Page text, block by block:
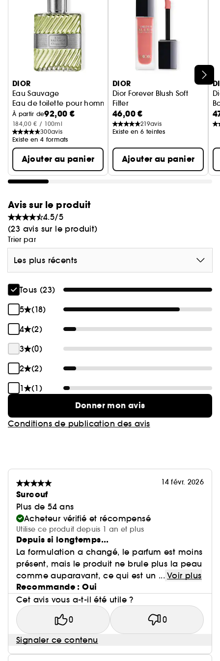
parfumé de l'eau de toilette Eau Sauvage. Une
autre façon de se parfumer, un geste masculin,
plus libre.
Ignorer le carrousel produits
DIOR
Eau Sauvage
Eau de toilette pour homme - Notes fraîches & ensoleillées
À partir de92,00 €
184,00 € / 100ml
300avis
Existe en 4 formats
Ajouter au panier
DIOR
Dior Forever Blush Soft
Filter
blush liquide fouetté au fini
46,00 €
219avis
Existe en 6 teintes
Ajouter au panier
Avis sur le produit
4.5/5
(23 avis sur le produit)
Trier par
Les plus récents
Tous (23)
5
(18)
4
(2)
3
(0)
2
(2)
1
(1)
Donner mon avis
Conditions de publication des avis
14 févr. 2026
Surcouf
Plus de 54 ans
Acheteur vérifié et récompensé
Utilise ce produit depuis 1 an et plus
Depuis si longtemps...
La formulation a changé, le parfum est moins
présent, mais le produit ne brule plus la peau
comme auparavant, ce qui est un ... Voir plus
Recommande : Oui
Cet avis vous a-t-il été utile ?
0 0
Signaler ce contenu